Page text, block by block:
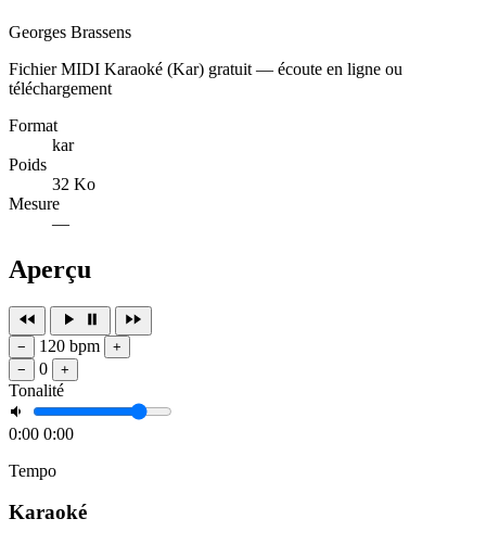
Georges Brassens
Fichier MIDI Karaoké (Kar) gratuit — écoute en ligne ou
téléchargement
Format
kar
Poids
32 Ko
Mesure
—
Aperçu
− 120 bpm
+
−
0 +
Tonalité
0:00 0:00
Tempo
Karaoké